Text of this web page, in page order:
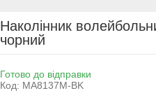
Наколінник
чорний
Готово до відправки
Код: MA8137M-BK